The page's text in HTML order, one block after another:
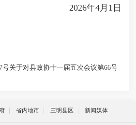
2026年4月1日
号关于对县政协十一届五次会议第66号
省内地市 三明县区 新闻媒体